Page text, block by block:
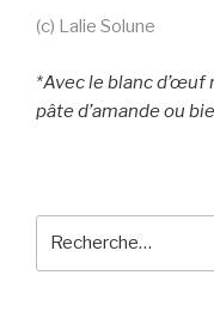
(c) Lalie Solune
*Avec le blanc
pâte d’amande ou